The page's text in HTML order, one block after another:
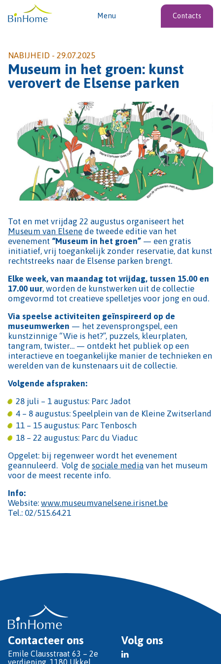
Menu Contacts
NABIJHEID - 29.07.2025
Museum in het groen: kunst
verovert de Elsense parken
Tot en met vrijdag 22 augustus organiseert het
Museum van Elsene de tweede editie van het
evenement “Museum in het groen” — een gratis
initiatief, vrij toegankelijk zonder reservatie, dat kunst
rechtstreeks naar de Elsense parken brengt.
Elke week, van maandag tot vrijdag, tussen 15.00 en
17.00 uur, worden de kunstwerken uit de collectie
omgevormd tot creatieve spelletjes voor jong en oud.
Via speelse activiteiten geïnspireerd op de
museumwerken — het zevensprongspel, een
kunstzinnige “Wie is het?”, puzzels, kleurplaten,
tangram, twister… — ontdekt het publiek op een
interactieve en toegankelijke manier de technieken en
werelden van de kunstenaars uit de collectie.
Volgende afspraken:
28 juli – 1 augustus: Parc Jadot
4 – 8 augustus: Speelplein van de Kleine Zwitserland
11 – 15 augustus: Parc Tenbosch
18 – 22 augustus: Parc du Viaduc
Opgelet: bij regenweer wordt het evenement
geannuleerd. Volg de sociale media van het museum
voor de meest recente info.
Info:
Website: www.museumvanelsene.irisnet.be
Tel.: 02/515.64.21
Contacteer ons
Emile Clausstraat 63 – 2e
verdieping, 1180 Ukkel
Volg ons